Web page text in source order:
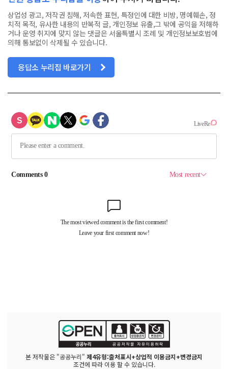
상업성 광고, 저작권 침해, 저속한 표현, 특정인에 대한 비방, 명예훼손, 정
치적 목적, 유사한 내용의 반복적 글, 개인정보 유출,그 밖에 공익을 저해하
거나 운영 취지에 맞지 않는 댓글은 서울특별시 조례 및 개인정보보호법에
의해 통보없이 삭제될 수 있습니다.
응답소 누리집 바로가기
본 저작물은 "공공누리" 제4유형:출처표시+상업적 이용금지+변경금지
조건에 따라 이용 할 수 있습니다.